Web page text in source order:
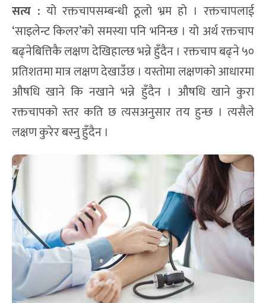
सत्य : यो रक्तचापसम्बन्धी ठूलो भ्रम हो । रक्तचापलाई
‘साइलेन्ट किलर’को समस्या पनि भनिन्छ । यो अर्थ रक्तचाप
बढ्नेबित्तिकै लक्षण देखिहाल्छ भन्ने हुँदैन । रक्तचाप बढ्ने ५०
प्रतिशतमा मात्र लक्षण देखाउँछ । यस्तोमा लक्षणको आधारमा
औषधि खाने कि नखाने भन्ने हुँदैन । औषधि खाने कुरा
रक्तचापको स्तर कति छ त्यसअनुसार तय हुन्छ । त्यसैले
लक्षण कुरेर बस्नु हुँदैन ।